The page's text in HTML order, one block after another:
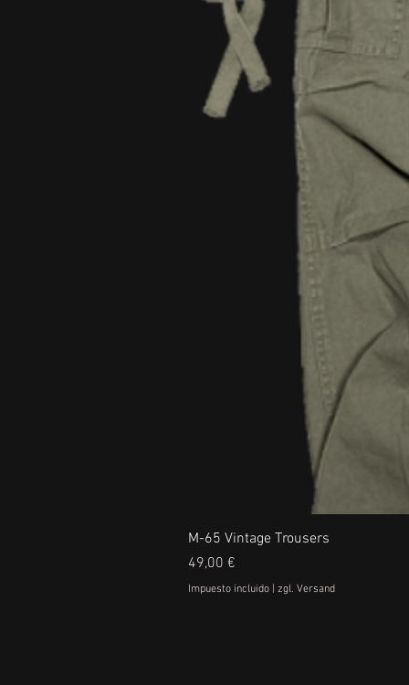
M-65 Vintage Trousers
Precio
49,00 €
Impuesto incluido zgl. Versand